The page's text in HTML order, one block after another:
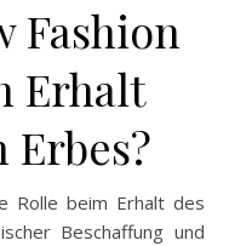
Fashion
Erhalt
Rolle beim Erhalt des
Beschaffung und